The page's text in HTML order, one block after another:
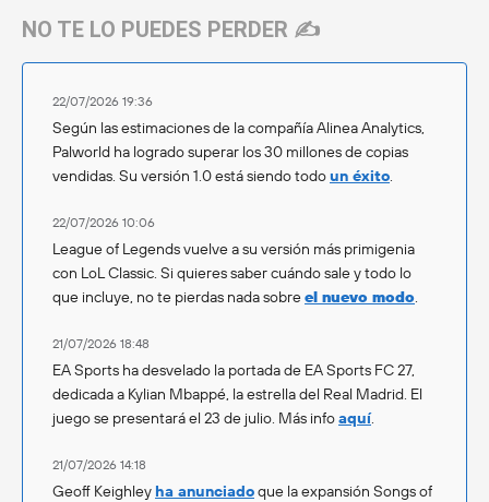
NO TE LO PUEDES PERDER ✍️
22/07/2026 19:36
Según las estimaciones de la compañía Alinea Analytics,
Palworld ha logrado superar los 30 millones de copias
vendidas. Su versión 1.0 está siendo todoun éxito.
22/07/2026 10:06
League of Legends vuelve a su versión más primigenia
con LoL Classic. Si quieres saber cuándo sale y todo lo
que incluye, no te pierdas nada sobreel nuevo modo.
21/07/2026 18:48
EA Sports ha desvelado la portada de EA Sports FC 27,
dedicada a Kylian Mbappé, la estrella del Real Madrid. El
juego se presentará el 23 de julio. Más infoaquí.
21/07/2026 14:18
Geoff Keighley ha anunciadoque la expansión Songs of